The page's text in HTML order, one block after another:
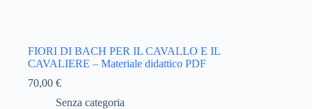
FIORI DI BACH PER IL CAVALLO E IL
CAVALIERE – Materiale didattico PDF
70,00 €
Senza categoria